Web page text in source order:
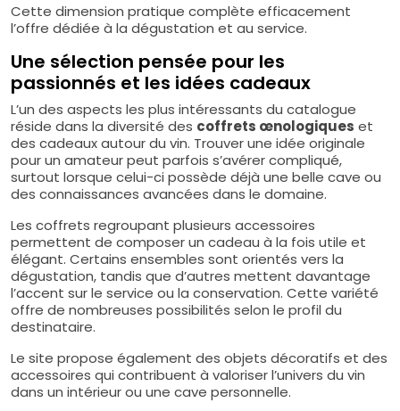
Cette dimension pratique complète efficacement
l’offre dédiée à la dégustation et au service.
Une sélection pensée pour les
passionnés et les idées cadeaux
L’un des aspects les plus intéressants du catalogue
réside dans la diversité des coffrets œnologiques et
des cadeaux autour du vin. Trouver une idée originale
pour un amateur peut parfois s’avérer compliqué,
surtout lorsque celui-ci possède déjà une belle cave ou
des connaissances avancées dans le domaine.
Les coffrets regroupant plusieurs accessoires
permettent de composer un cadeau à la fois utile et
élégant. Certains ensembles sont orientés vers la
dégustation, tandis que d’autres mettent davantage
l’accent sur le service ou la conservation. Cette variété
offre de nombreuses possibilités selon le profil du
destinataire.
Le site propose également des objets décoratifs et des
accessoires qui contribuent à valoriser l’univers du vin
dans un intérieur ou une cave personnelle.